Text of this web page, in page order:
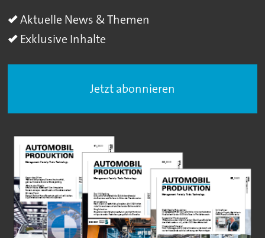
Aktuelle News & Themen
Exklusive Inhalte
Jetzt abonnieren